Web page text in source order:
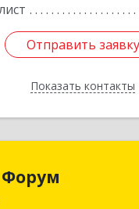
Отправить заявку
Показать контакты
Отправить заявку
Назад
Форум
Респ,